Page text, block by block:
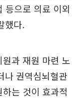
등으로 의료 이외
했다.
과 재원 마련 노
나 권역심뇌혈관
는 것이 효과적